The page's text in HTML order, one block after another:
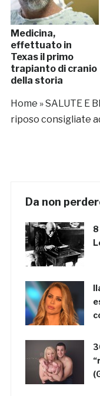
Medicina,
effettuato in
Texas il primo
trapianto di cranio
della storia
Home »SALUTE E
riposo consigliate
Da non